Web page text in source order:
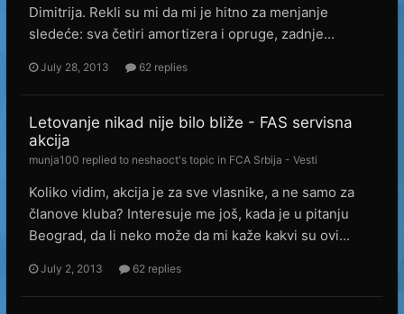
Dimitrija. Rekli su mi da mi je hitno za menjanje
sledeće: sva četiri amortizera i opruge, zadnje...
July 28, 2013 62 replies
Letovanje nikad nije bilo bliže - FAS servisna
akcija
munja100 replied to neshaoct's topic in FCA Srbija - Vesti
Koliko vidim, akcija je za sve vlasnike, a ne samo za
članove kluba? Interesuje me još, kada je u pitanju
Beograd, da li neko može da mi kaže kakvi su ovi...
July 2, 2013 62 replies